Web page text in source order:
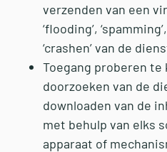
verzenden van een
‘flooding’,
‘crashen’ van de
Toegang proberen
doorzoeken van de
downloaden van de
met behulp van elks
apparaat of